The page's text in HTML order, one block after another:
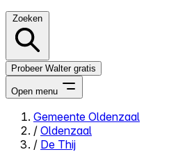
Zoeken
Probeer Walter gratis
Open menu
Close menu
Gemeente Oldenzaal
/ Oldenzaal
/ De Thij